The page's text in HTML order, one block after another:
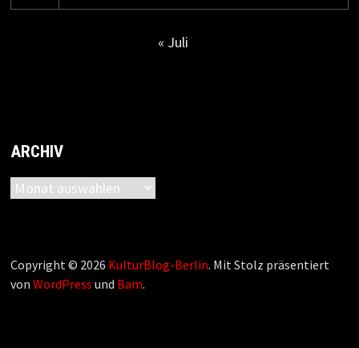
« Juli
ARCHIV
Archiv
Copyright © 2026 KulturBlog-Berlin. Mit Stolz präsentiert
von WordPress und Bam.